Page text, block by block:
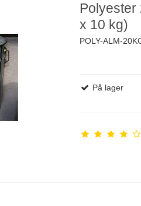
Polyester
x 10 kg)
POLY-ALM-
På lager